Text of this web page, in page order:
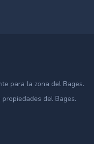
para la zona del Bages.
del Bages.